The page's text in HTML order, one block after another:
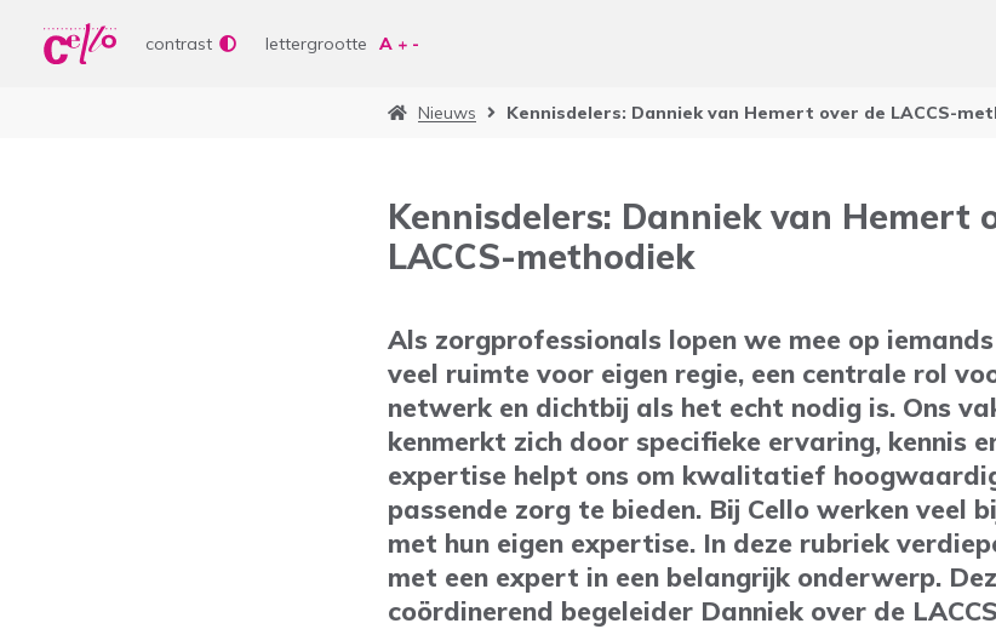
contrast lettergrootte
Vrije tijd
Aanbod voor mensen met een
Leren en Ontwikkelen
Vrije tijd
Geestelijke
Zorgaanbod
Nieuws Kennisdelers: Danniek van Hemert over de LACCS-
Kennisdelers: Danniek van Hemert
LACCS-methodiek
Als zorgprofessionals lopen we mee op
veel ruimte voor eigen regie, een centrale rol
netwerk en dichtbij als het echt nodig is. Ons
kenmerkt zich door specifieke ervaring, kennis
expertise helpt ons om kwalitatief
passende zorg te bieden. Bij Cello werken veel
met hun eigen expertise. In deze rubriek
met een expert in een belangrijk onderwerp.
coördinerend begeleider Danniek over de